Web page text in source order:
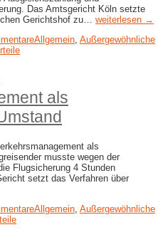
Das Amtsgericht Köln setzte
Gerichtshof zu… weiterlesen →
Allgemein, Außergewöhnliche
als
als
musste wegen der
Flugsicherung 4 Stunden
setzt das Verfahren über
Allgemein Außergewöhnliche